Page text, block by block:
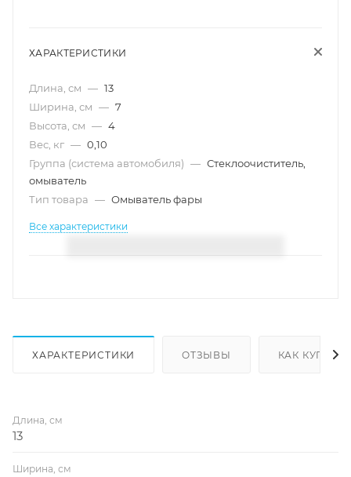
ХАРАКТЕРИСТИКИ
Длина, см — 13
Ширина, см — 7
Высота, см — 4
Вес, кг — 0,10
Группа (система автомобиля) — Стеклоочиститель,
омыватель
Тип товара — Омыватель фары
Все характеристики
ХАРАКТЕРИСТИКИ ОТЗЫВЫ КАК КУПИТЬ
Длина, см
13
Ширина, см